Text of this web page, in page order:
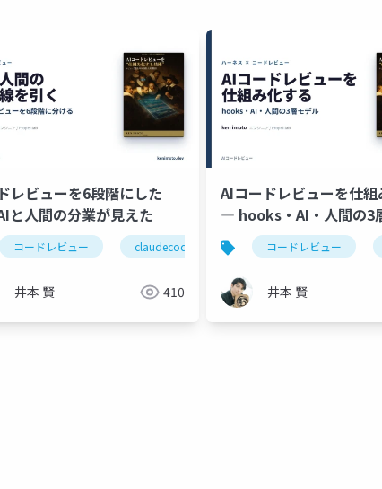
メトリクス conventionalcomments
レビューを6段階にした
と人間の分業が見えた
コードレビュー claudecode 生成ai ci
井本 賢 410
AIコードレビューを仕組
― hooks・AI・人間の3
コードレビュー
井本 賢